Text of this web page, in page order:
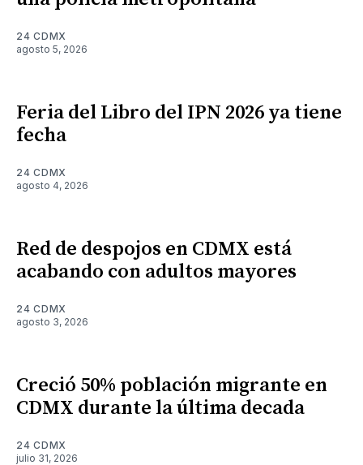
24 CDMX
agosto 5, 2026
Feria del Libro del IPN 2026 ya tiene
fecha
24 CDMX
agosto 4, 2026
Red de despojos en CDMX está
acabando con adultos mayores
24 CDMX
agosto 3, 2026
Creció 50% población migrante en
CDMX durante la última decada
24 CDMX
julio 31, 2026